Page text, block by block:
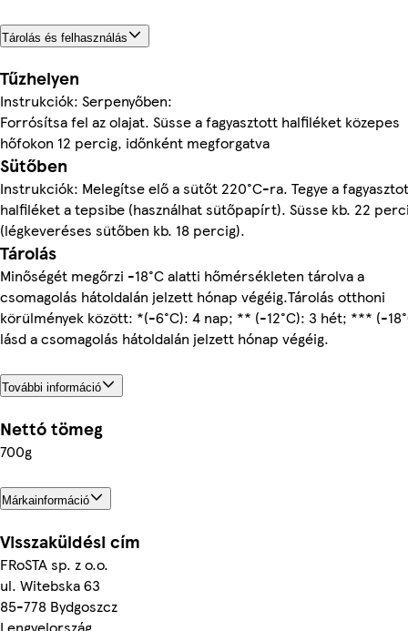
Tárolás és felhasználás
Tűzhelyen
Instrukciók: Serpenyőben:
Forrósítsa fel az olajat. Süsse a fagyasztott halfiléket közepes
hőfokon 12 percig, időnként megforgatva
Sütőben
Instrukciók: Melegítse elő a sütőt 220°C-ra. Tegye a
halfiléket a tepsibe (használhat sütőpapírt). Süsse kb. 22
(légkeveréses sütőben kb. 18 percig).
Tárolás
Minőségét megőrzi -18°C alatti hőmérsékleten tárolva a
csomagolás hátoldalán jelzett hónap végéig.Tárolás otthoni
körülmények között: *(-6°C): 4 nap; ** (-12°C): 3 hét; *** (-
lásd a csomagolás hátoldalán jelzett hónap végéig.
További információ
Nettó tömeg
700g
Márkainformáció
Visszaküldési cím
FRoSTA sp. z o.o.
ul. Witebska 63
85-778 Bydgoszcz